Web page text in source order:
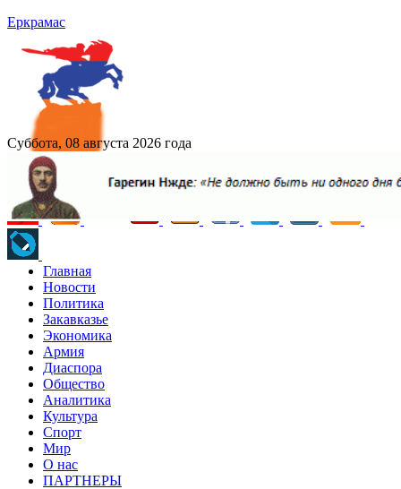
Еркрамас
Суббота, 08 августа 2026 года
Главная
Новости
Политика
Закавказье
Экономика
Армия
Диаспора
Общество
Аналитика
Культура
Спорт
Мир
О нас
ПАРТНЕРЫ